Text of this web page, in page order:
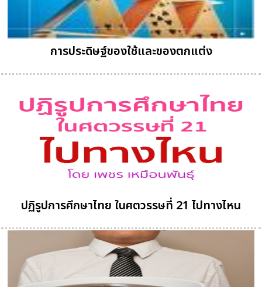
การประดิษฐ์ของใช้และของตกแต่ง
ปฏิรูปการศึกษาไทย ในศตวรรษที่ 21 ไปทางไหน